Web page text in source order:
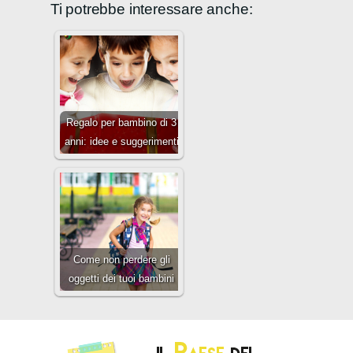
Ti potrebbe interessare anche:
Regalo per bambino di 3
anni: idee e suggerimenti
Come non perdere gli
oggetti dei tuoi bambini